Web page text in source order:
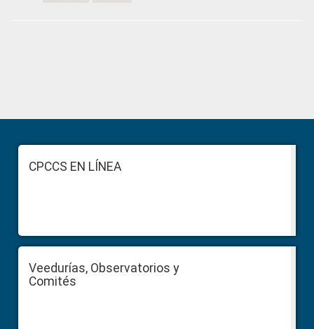
Sidebar
FooterCPCCS EN LÍNEA
Veedurías, Observatorios y
Comités